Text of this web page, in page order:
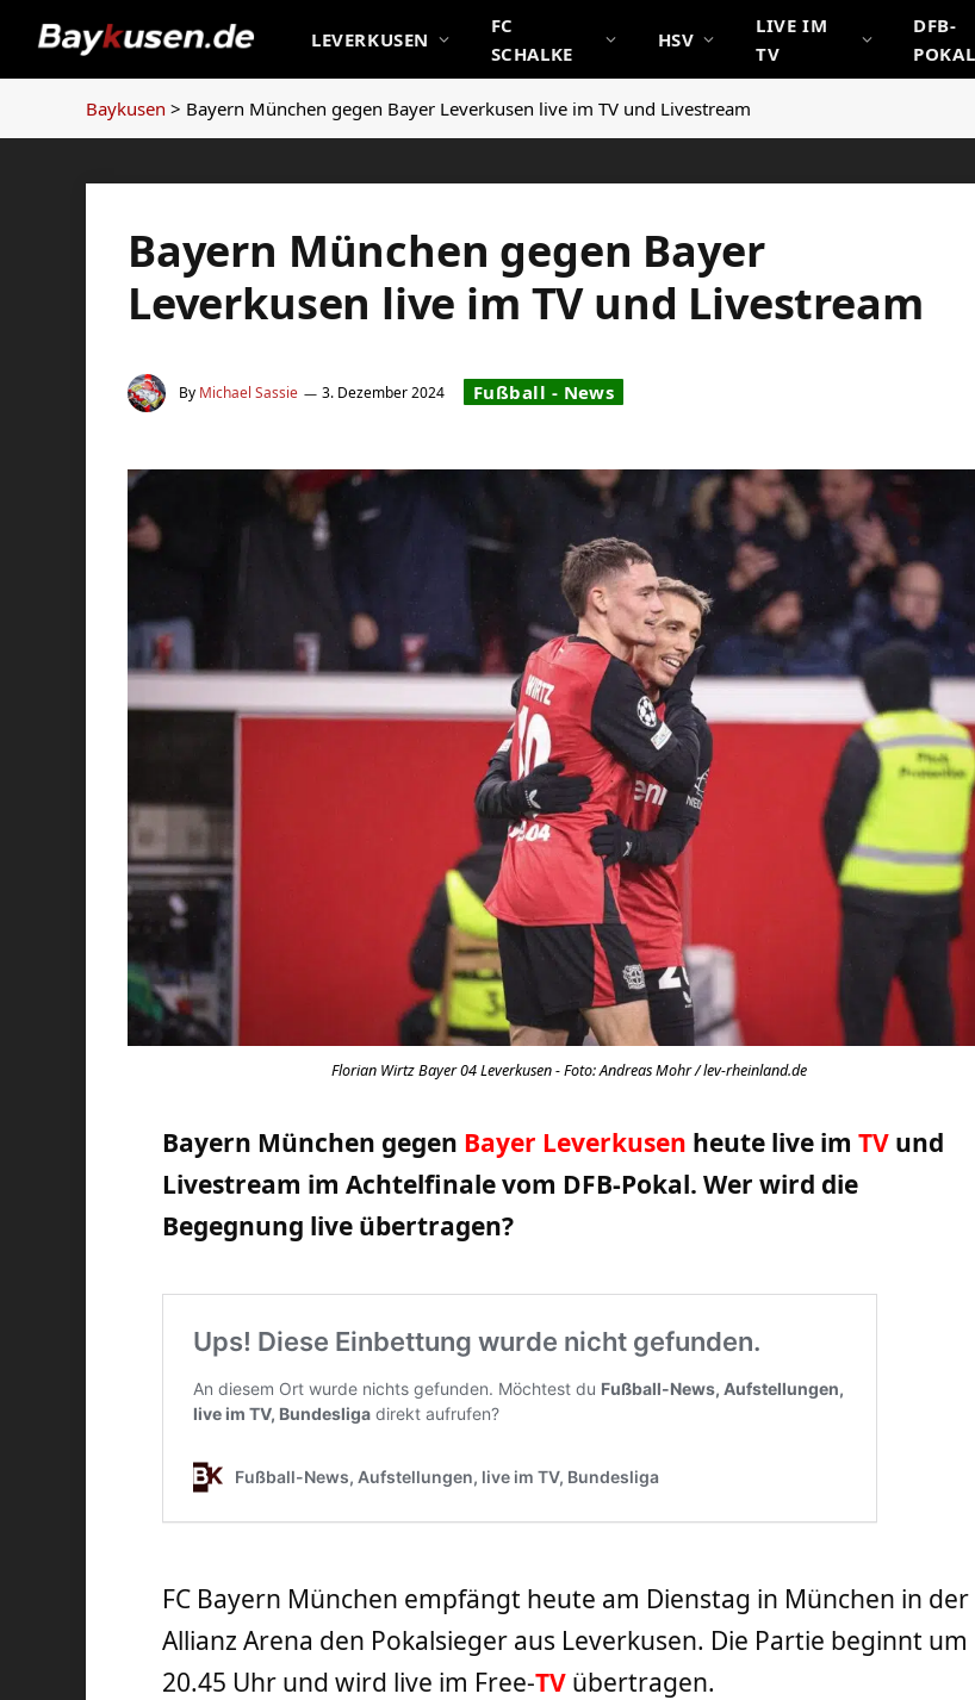
LEVERKUSEN
FC
SCHALKE
HSV
LIVE IM
TV
DFB-
POKAL
Baykusen > Bayern München gegen Bayer Leverkusen live im TV und Livestream
Bayern München gegen Bayer
Leverkusen live im TV und Livestream
By Michael Sassie 3. Dezember 2024 Fußball - News
Florian Wirtz Bayer 04 Leverkusen - Foto: Andreas Mohr / lev-rheinland.de
Bayern München gegen Bayer Leverkusen heute live imTV und
Livestream im Achtelfinale vom DFB-Pokal. Wer wird die
Begegnung live übertragen?
FC Bayern München empfängt heute am Dienstag in München in der
Allianz Arena den Pokalsieger aus Leverkusen. Die Partie beginnt um
20.45 Uhr und wird live im Free-TV übertragen.